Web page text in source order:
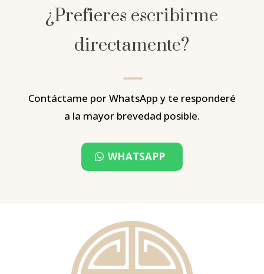
¿Prefieres escribirme
directamente?
K
Contáctame por WhatsApp y te responderé
a la mayor brevedad posible.
WHATSAPP